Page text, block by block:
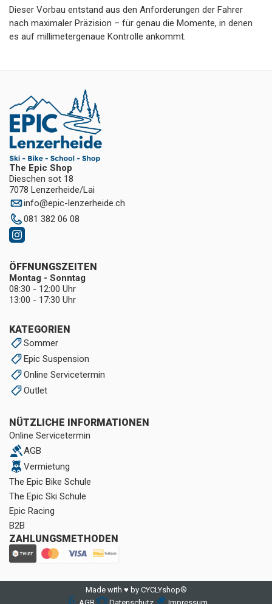
Dieser Vorbau entstand aus den Anforderungen der Fahrer
nach maximaler Präzision – für genau die Momente, in denen
es auf millimetergenaue Kontrolle ankommt.
The Epic Shop
Dieschen sot 18
7078 Lenzerheide/Lai
info@epic-lenzerheide.ch
081 382 06 08
KATEGORIEN
Sommer
Epic Suspension
Online Servicetermin
Outlet
NÜTZLICHE INFORMATIONEN
Online Servicetermin
AGB
Vermietung
The Epic Bike Schule
The Epic Ski Schule
Epic Racing
B2B
ZAHLUNGSMETHODEN
ÖFFNUNGSZEITEN
Montag - Sonntag
08:30 - 12:00 Uhr
13:00 - 17:30 Uhr
Made with ♥ by CYCLYshop®
AGB
Datenschutz Impressum